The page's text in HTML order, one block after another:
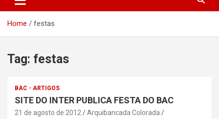
Home festas
Tag: festas
BAC - ARTIGOS
SITE DO INTER PUBLICA FESTA DO BAC
21 de agosto de 2012
Arquibancada Colorada